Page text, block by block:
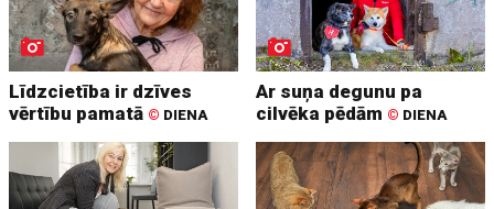
Līdzcietība ir dzīves
vērtību pamatā © DIENA
Ar suņa degunu pa
cilvēka pēdām © DIENA